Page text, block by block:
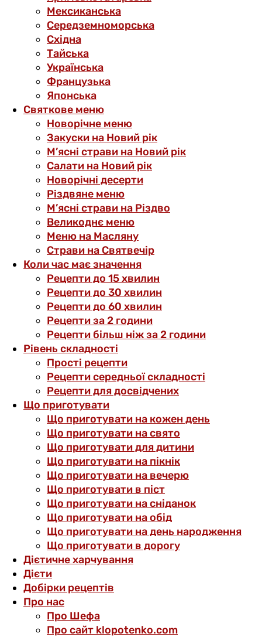
Мексиканська
Середземноморська
Східна
Тайська
Українська
Французька
Японська
Святкове меню
Новорічне меню
Закуски на Новий рік
М’ясні страви на Новий рік
Салати на Новий рік
Новорічні десерти
Різдвяне меню
М’ясні страви на Різдво
Великоднє меню
Меню на Масляну
Страви на Святвечір
Коли час має значення
Рецепти до 15 хвилин
Рецепти до 30 хвилин
Рецепти до 60 хвилин
Рецепти за 2 години
Рецепти більш ніж за 2 години
Рівень складності
Прості рецепти
Рецепти середньої складності
Рецепти для досвідчених
Що приготувати
Що приготувати на кожен день
Що приготувати на свято
Що приготувати для дитини
Що приготувати на пікнік
Що приготувати на вечерю
Що приготувати в піст
Що приготувати на сніданок
Що приготувати на обід
Що приготувати на день народження
Що приготувати в дорогу
Дієтичне харчування
Дієти
Добірки рецептів
Про нас
Про Шефа
Про сайт klopotenko.com